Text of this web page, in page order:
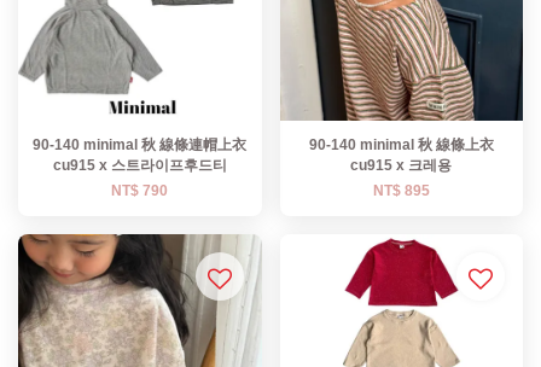
90-140 minimal 秋 線條連帽上衣
cu915 x 스트라이프후드티
NT$ 790
90-140 minimal 秋 線條上衣
cu915 x 크레용
NT$ 895